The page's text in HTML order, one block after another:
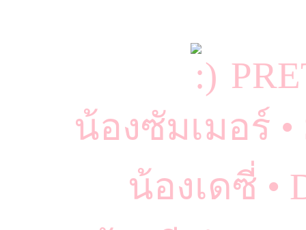
น้องซัมเมอร์ •
น้องเดซี่ •